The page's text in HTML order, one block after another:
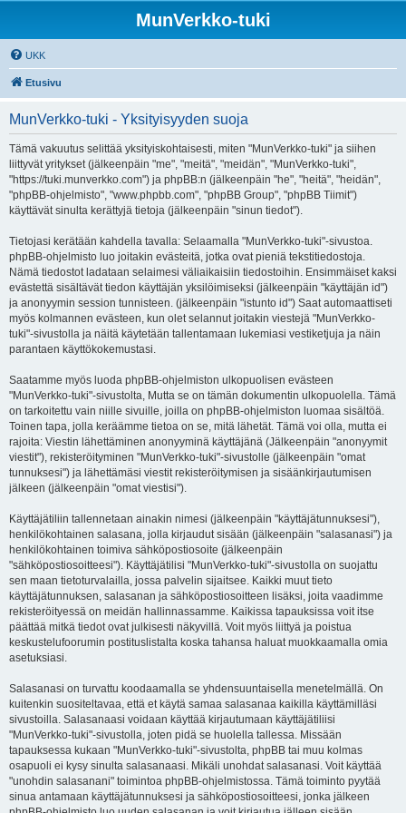
MunVerkko-tuki
UKK
Etusivu
MunVerkko-tuki - Yksityisyyden suoja
Tämä vakuutus selittää yksityiskohtaisesti, miten "MunVerkko-tuki" ja siihen
liittyvät yritykset (jälkeenpäin "me", "meitä", "meidän", "MunVerkko-tuki",
"https://tuki.munverkko.com") ja phpBB:n (jälkeenpäin "he", "heitä", "heidän",
"phpBB-ohjelmisto", "www.phpbb.com", "phpBB Group", "phpBB Tiimit")
käyttävät sinulta kerättyjä tietoja (jälkeenpäin "sinun tiedot").
Tietojasi kerätään kahdella tavalla: Selaamalla "MunVerkko-tuki"-sivustoa.
phpBB-ohjelmisto luo joitakin evästeitä, jotka ovat pieniä tekstitiedostoja.
Nämä tiedostot ladataan selaimesi väliaikaisiin tiedostoihin. Ensimmäiset kaksi
evästettä sisältävät tiedon käyttäjän yksilöimiseksi (jälkeenpäin "käyttäjän id")
ja anonyymin session tunnisteen. (jälkeenpäin "istunto id") Saat automaattiseti
myös kolmannen evästeen, kun olet selannut joitakin viestejä "MunVerkko-
tuki"-sivustolla ja näitä käytetään tallentamaan lukemiasi vestiketjuja ja näin
parantaen käyttökokemustasi.
Saatamme myös luoda phpBB-ohjelmiston ulkopuolisen evästeen
"MunVerkko-tuki"-sivustolta, Mutta se on tämän dokumentin ulkopuolella. Tämä
on tarkoitettu vain niille sivuille, joilla on phpBB-ohjelmiston luomaa sisältöä.
Toinen tapa, jolla keräämme tietoa on se, mitä lähetät. Tämä voi olla, mutta ei
rajoita: Viestin lähettäminen anonyyminä käyttäjänä (Jälkeenpäin "anonyymit
viestit"), rekisteröityminen "MunVerkko-tuki"-sivustolle (jälkeenpäin "omat
tunnuksesi") ja lähettämäsi viestit rekisteröitymisen ja sisäänkirjautumisen
jälkeen (jälkeenpäin "omat viestisi").
Käyttäjätiliin tallennetaan ainakin nimesi (jälkeenpäin "käyttäjätunnuksesi"),
henkilökohtainen salasana, jolla kirjaudut sisään (jälkeenpäin "salasanasi") ja
henkilökohtainen toimiva sähköpostiosoite (jälkeenpäin
"sähköpostiosoitteesi"). Käyttäjätilisi "MunVerkko-tuki"-sivustolla on suojattu
sen maan tietoturvalailla, jossa palvelin sijaitsee. Kaikki muut tieto
käyttäjätunnuksen, salasanan ja sähköpostiosoitteen lisäksi, joita vaadimme
rekisteröityessä on meidän hallinnassamme. Kaikissa tapauksissa voit itse
päättää mitkä tiedot ovat julkisesti näkyvillä. Voit myös liittyä ja poistua
keskustelufoorumin postituslistalta koska tahansa haluat muokkaamalla omia
asetuksiasi.
Salasanasi on turvattu koodaamalla se yhdensuuntaisella menetelmällä. On
kuitenkin suositeltavaa, että et käytä samaa salasanaa kaikilla käyttämilläsi
sivustoilla. Salasanaasi voidaan käyttää kirjautumaan käyttäjätiliisi
"MunVerkko-tuki"-sivustolla, joten pidä se huolella tallessa. Missään
tapauksessa kukaan "MunVerkko-tuki"-sivustolta, phpBB tai muu kolmas
osapuoli ei kysy sinulta salasanaasi. Mikäli unohdat salasanasi. Voit käyttää
"unohdin salasanani" toimintoa phpBB-ohjelmistossa. Tämä toiminto pyytää
sinua antamaan käyttäjätunnuksesi ja sähköpostiosoitteesi, jonka jälkeen